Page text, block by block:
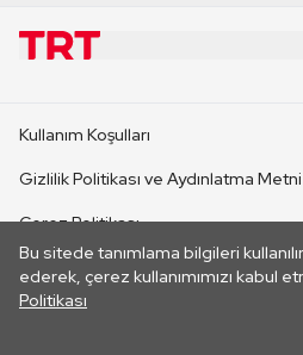
Bu sitede tanımlama bilgileri
ederek, çerez kullanımımızı kabul
Politikası
CANLI YAYINLAR
Kullanım Koşulları
Gizlilik Politikası ve Aydınlatma Metni
Çerez Politikası
İletişim
Her hakkı saklıdır. ©2026 TRT.